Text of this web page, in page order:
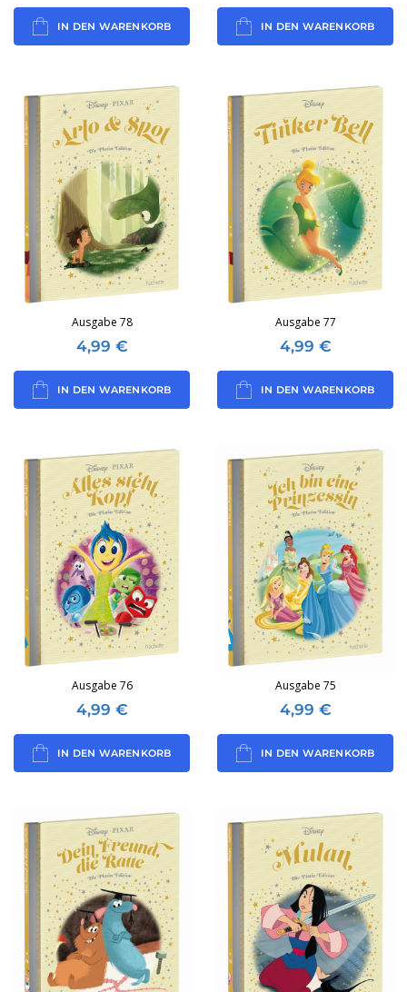
IN DEN WARENKORB IN DEN WARENKORB
Ausgabe 78
4,99 €
IN DEN WARENKORB
Ausgabe 77
4,99 €
IN DEN WARENKORB
Ausgabe 76
4,99 €
IN DEN WARENKORB
Ausgabe 75
4,99 €
IN DEN WARENKORB